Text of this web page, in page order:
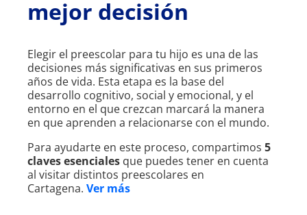
mejor decisión
Elegir el preescolar para tu hijo es una de las
decisiones más significativas en sus primeros
años de vida. Esta etapa es la base del
desarrollo cognitivo, social y emocional, y el
entorno en el que crezcan marcará la manera
en que aprenden a relacionarse con el mundo.
Para ayudarte en este proceso, compartimos 5
claves esenciales que puedes tener en cuenta
al visitar distintos preescolares en
Cartagena. Ver más